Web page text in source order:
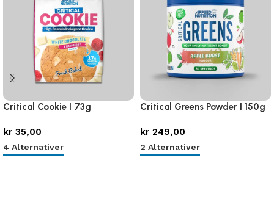
Critical Cookie I 73g
kr 35,00
4 Alternativer
Critical Greens Powder I 150g
kr 249,00
2 Alternativer